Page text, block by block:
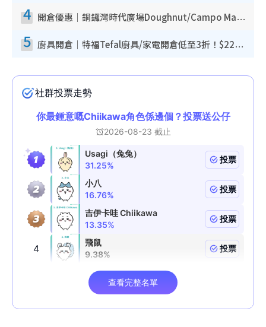
4 開倉優惠｜銅鑼灣時代廣場Doughnut/Campo Marzio開倉低至1折！背囊、書包、手袋劈價$200起
5 廚具開倉｜特福Tefal廚具/家電開倉低至3折！$220起買平底鍋/炒鑊/湯煲！電飯煲/吸塵機/燙斗$418起